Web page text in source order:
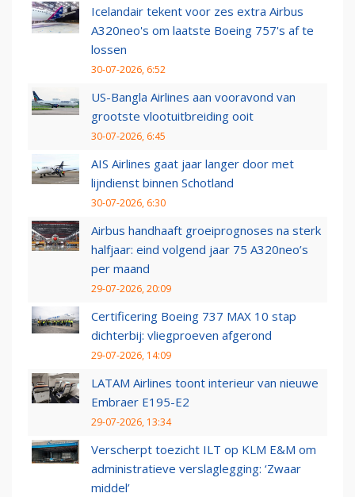
Icelandair tekent voor zes extra Airbus
A320neo's om laatste Boeing 757's af te
lossen
30-07-2026, 6:52
US-Bangla Airlines aan vooravond van
grootste vlootuitbreiding ooit
30-07-2026, 6:45
AIS Airlines gaat jaar langer door met
lijndienst binnen Schotland
30-07-2026, 6:30
Airbus handhaaft groeiprognoses na sterk
halfjaar: eind volgend jaar 75 A320neo’s
per maand
29-07-2026, 20:09
Certificering Boeing 737 MAX 10 stap
dichterbij: vliegproeven afgerond
29-07-2026, 14:09
LATAM Airlines toont interieur van nieuwe
Embraer E195-E2
29-07-2026, 13:34
Verscherpt toezicht ILT op KLM E&M om
administratieve verslaglegging: ‘Zwaar
middel’